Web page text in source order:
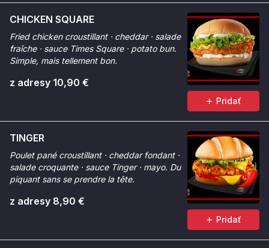
CHICKEN SQUARE
Fried chicken croustillant · cheddar · salade
fraîche · sauce Times Square · potato bun.
Simple, mais tellement bon.
z adresy 10,90 €
Pridať
TINGER
Poulet pané croustillant · cheddar fondant ·
salade croquante · sauce Tinger · mayo. Du
piquant sans se prendre la tête.
z adresy 8,90 €
Pridať